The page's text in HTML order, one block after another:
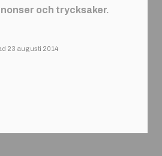
och trycksaker.
23 augusti 2014